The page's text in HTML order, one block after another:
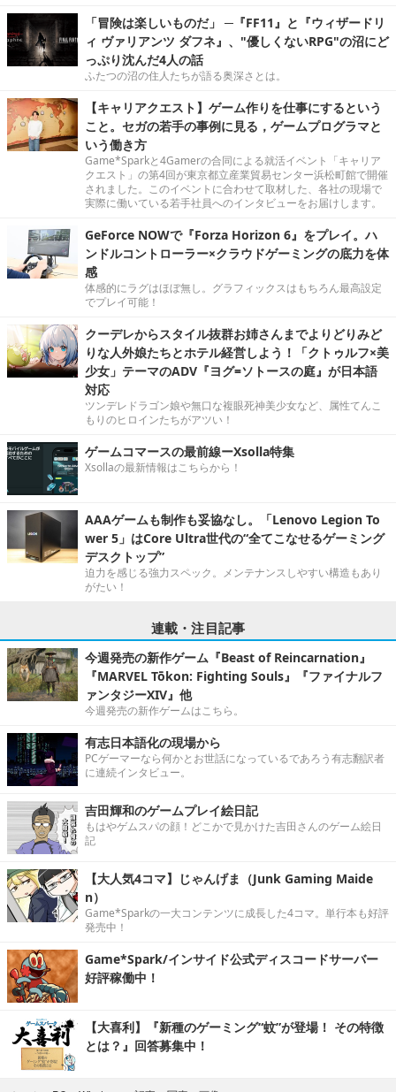
「冒険は楽しいものだ」 ─『FF11』と『ウィザードリ
ィ ヴァリアンツ ダフネ』、"優しくないRPG"の沼にど
っぷり沈んだ4人の話
ふたつの沼の住人たちが語る奥深さとは。
【キャリアクエスト】ゲーム作りを仕事にするという
こと。セガの若手の事例に見る，ゲームプログラマと
いう働き方
Game*Sparkと4Gamerの合同による就活イベント「キャリア
クエスト」の第4回が東京都立産業貿易センター浜松町館で開催
されました。このイベントに合わせて取材した、各社の現場で
実際に働いている若手社員へのインタビューをお届けします。
GeForce NOWで『Forza Horizon 6』をプレイ。ハ
ンドルコントローラー×クラウドゲーミングの底力を体
感
体感的にラグはほぼ無し。グラフィックスはもちろん最高設定
でプレイ可能！
クーデレからスタイル抜群お姉さんまでよりどりみど
りな人外娘たちとホテル経営しよう！「クトゥルフ×美
少女」テーマのADV『ヨグ=ソトースの庭』が日本語
対応
ツンデレドラゴン娘や無口な複眼死神美少女など、属性てんこ
もりのヒロインたちがアツい！
ゲームコマースの最前線ーXsolla特集
Xsollaの最新情報はこちらから！
AAAゲームも制作も妥協なし。「Lenovo Legion To
wer 5」はCore Ultra世代の“全てこなせるゲーミング
デスクトップ”
迫力を感じる強力スペック。メンテナンスしやすい構造もあり
がたい！
連載・注目記事
今週発売の新作ゲーム『Beast of Reincarnation』
『MARVEL Tōkon: Fighting Souls』『ファイナルフ
ァンタジーXIV』他
今週発売の新作ゲームはこちら。
有志日本語化の現場から
PCゲーマーなら何かとお世話になっているであろう有志翻訳者
に連続インタビュー。
吉田輝和のゲームプレイ絵日記
もはやゲムスパの顔！どこかで見かけた吉田さんのゲーム絵日
記
【大人気4コマ】じゃんげま（Junk Gaming Maide
n）
Game*Sparkの一大コンテンツに成長した4コマ。単行本も好評
発売中！
Game*Spark/インサイド公式ディスコードサーバー
好評稼働中！
【大喜利】『新種のゲーミング“蚊”が登場！ その特徴
とは？』回答募集中！